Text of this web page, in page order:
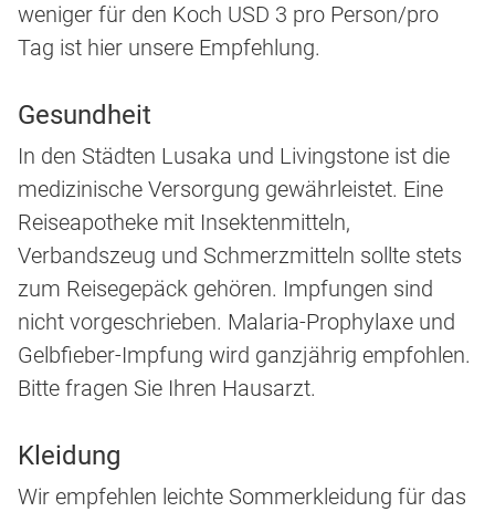
weniger für den Koch USD 3 pro Person/pro
Tag ist hier unsere Empfehlung.
Gesundheit
In den Städten Lusaka und Livingstone ist die
medizinische Versorgung gewährleistet. Eine
Reiseapotheke mit Insektenmitteln,
Verbandszeug und Schmerzmitteln sollte stets
zum Reisegepäck gehören. Impfungen sind
nicht vorgeschrieben. Malaria-Prophylaxe und
Gelbfieber-Impfung wird ganzjährig empfohlen.
Bitte fragen Sie Ihren Hausarzt.
Kleidung
Wir empfehlen leichte Sommerkleidung für das